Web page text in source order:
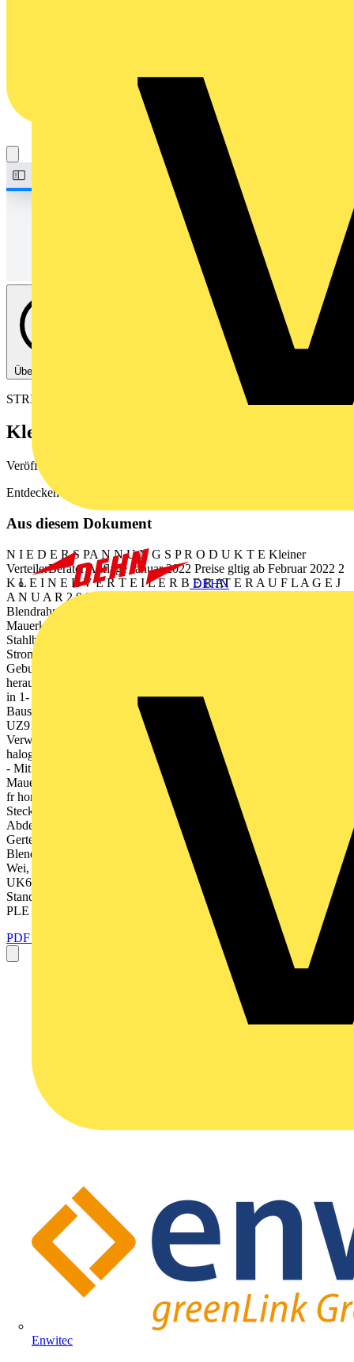
DEHN
Enwitec
Über diese PDF
STRIEBEL & JOHN
Kleiner VerteilerBerater
Veröffentlicht: 22. Dezember 2021
Entdecken Sie jetzt die Verteiler-Highlights für 2022
Aus diesem Dokument
N I E D E R S PA N N U N G S P R O D U K T E Kleiner
VerteilerBerater Auflage Januar 2022 Preise gltig ab Februar 2022 2
K L E I N E R V E R T E I L E R B E R AT E R A U F L A G E J
A N U A R 2 0 2 2 Stromkreisverteiler UK600 Standardvariante mit
Blendrahmen und Tr 04 02 05 03 01 N/PE QuickSteckklemmen 02
Mauerkasten 03 Gertetrger 04 Abdeckung 05 Blendrahmen mit
Stahlblechtr 01 Unterputzverteiler UK600, IP30 In bis 63 A
Stromkreisverteiler DIN EN 60670-24 (VDE 0606-24) Fr
Gebudeinstallation nach DIN 18015 Gertetrger mit
herausnehmbarer Hutprofilschiene Stofestigkeitsgrad IK07 Lieferbar
in 1- bis 5-reihiger Ausfhrung als Unterputzverteiler Nachrstbar mit
Bausatz fr Aufputz- und teilversenkte Montage Nachrstbar mit
UZ91P4 zum Hohlwandeinbau Mauerkasten: -
Verwindungsstabiler, bruchfester, schwer entflammbarer,
halogenarmer Kunststoff - Mit Kabelabfang-/Zugentlastungsschiene
- Mit herausnehmbaren Leitungseinfhrungsschiebern - Anreihbar
Mauerkrallen Werkzeugloser Transchlagwechsel Verbindungskanal
fr horizontale und vertikale Anreihung Mit N/PE Quick-
Steckklemmen Drahthalter fr fachgerechte Leitungsfhrung
Abdeckung mit 90-Schnellverschlssen, plombierbar 45 mm
Gerteschlitz fr 12 PLE, auf 14 PLE erweiterbar Beschriftungssystem
Blendrahmen und Stahlblechtr mit Putzausgleichsmglichkeit Farbe:
Wei, RAL 9016 * In Verbindung mit UZ91P4, siehe Seite 8
UK612N2 UK624N3 UK636N3 3 Stromkreisverteiler UK600
Standardvariante mit Blendrahmen und Tr Artikel HxBxT in mm
PLE Type 1-reihig,...
PDF öffnen